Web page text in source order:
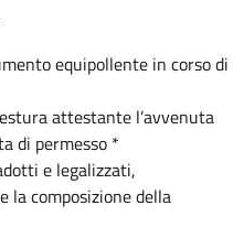
equipollente in corso di
attestante l’avvenuta
di permesso *
e legalizzati,
la composizione della